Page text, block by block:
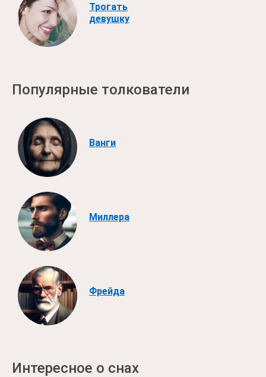
Трогать
девушку
Популярные толкователи
Ванги
Миллера
Фрейда
Интересное о снах